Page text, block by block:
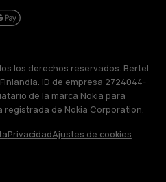
los derechos reservados. Bertel
ID de empresa 2724044-
de la marca Nokia para
registrada de Nokia Corporation.
PrivacidadAjustes de cookies